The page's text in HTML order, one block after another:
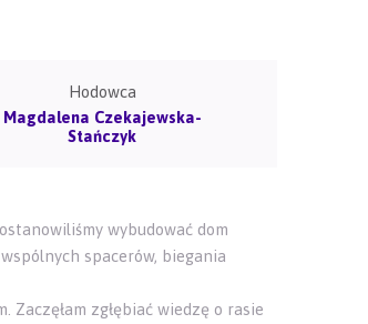
Hodowca
Magdalena Czekajewska-
Stańczyk
wybudować dom
spacerów, biegania
Zaczęłam zgłębiać wiedzę o rasie